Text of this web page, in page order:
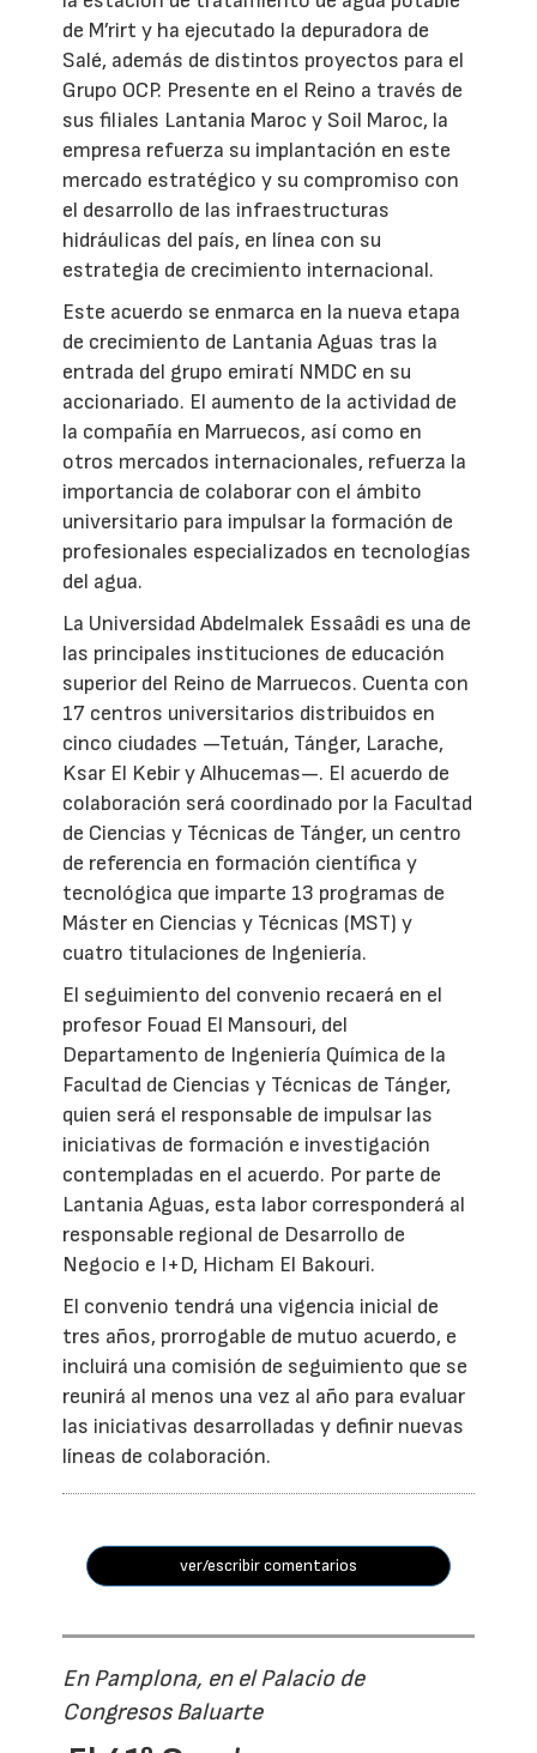
de M’rirt y ha ejecutado la depuradora de
Salé, además de distintos proyectos para el
Grupo OCP. Presente en el Reino a través de
sus filiales Lantania Maroc y Soil Maroc, la
empresa refuerza su implantación en este
mercado estratégico y su compromiso con
el desarrollo de las infraestructuras
hidráulicas del país, en línea con su
estrategia de crecimiento internacional.
Este acuerdo se enmarca en la nueva etapa
de crecimiento de Lantania Aguas tras la
entrada del grupo emiratí NMDC en su
accionariado. El aumento de la actividad de
la compañía en Marruecos, así como en
otros mercados internacionales, refuerza la
importancia de colaborar con el ámbito
universitario para impulsar la formación de
profesionales especializados en tecnologías
del agua.
La Universidad Abdelmalek Essaâdi es una de
las principales instituciones de educación
superior del Reino de Marruecos. Cuenta con
17 centros universitarios distribuidos en
cinco ciudades —Tetuán, Tánger, Larache,
Ksar El Kebir y Alhucemas—. El acuerdo de
colaboración será coordinado por la Facultad
de Ciencias y Técnicas de Tánger, un centro
de referencia en formación científica y
tecnológica que imparte 13 programas de
Máster en Ciencias y Técnicas (MST) y
cuatro titulaciones de Ingeniería.
El seguimiento del convenio recaerá en el
profesor Fouad El Mansouri, del
Departamento de Ingeniería Química de la
Facultad de Ciencias y Técnicas de Tánger,
quien será el responsable de impulsar las
iniciativas de formación e investigación
contempladas en el acuerdo. Por parte de
Lantania Aguas, esta labor corresponderá al
responsable regional de Desarrollo de
Negocio e I+D, Hicham El Bakouri.
El convenio tendrá una vigencia inicial de
tres años, prorrogable de mutuo acuerdo, e
incluirá una comisión de seguimiento que se
reunirá al menos una vez al año para evaluar
las iniciativas desarrolladas y definir nuevas
líneas de colaboración.
ver/escribir comentarios
En Pamplona, en el Palacio de
Congresos Baluarte